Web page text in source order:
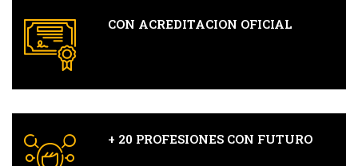
CON ACREDITACION OFICIAL
+ 20 PROFESIONES CON FUTURO